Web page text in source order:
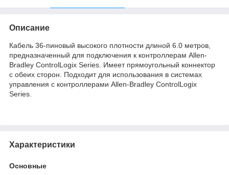
Описание
Кабель 36-пиновый высокого плотности длиной 6.0 метров,
предназначенный для подключения к контроллерам Allen-
Bradley ControlLogix Series. Имеет прямоугольный коннектор
с обеих сторон. Подходит для использования в системах
управления с контроллерами Allen-Bradley ControlLogix
Series.
Характеристики
Основные